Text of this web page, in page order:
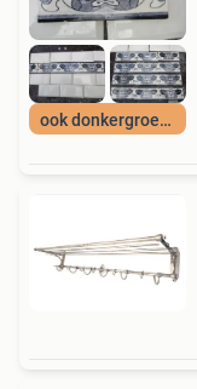
ook donkergroene